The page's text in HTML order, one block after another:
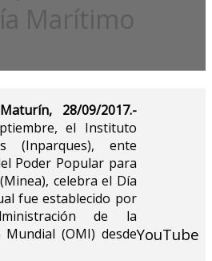
Marítimo
28/09/2017.-
el Instituto
(Inparques), ente
Poder Popular para
celebra el Día
fue establecido por
de la
(OMI) desdeYouTube